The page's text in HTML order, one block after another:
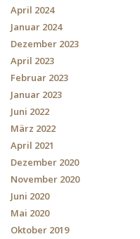
April 2024
Januar 2024
Dezember 2023
April 2023
Februar 2023
Januar 2023
Juni 2022
März 2022
April 2021
Dezember 2020
November 2020
Juni 2020
Mai 2020
Oktober 2019